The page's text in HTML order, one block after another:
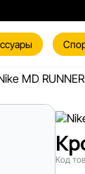
MD
Код